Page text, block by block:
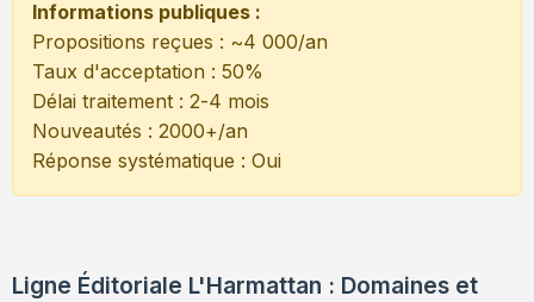
Informations publiques :
Propositions reçues : ~4 000/an
Taux d'acceptation : 50%
Délai traitement : 2-4 mois
Nouveautés : 2000+/an
Réponse systématique : Oui
Ligne Éditoriale L'Harmattan : Domaines et